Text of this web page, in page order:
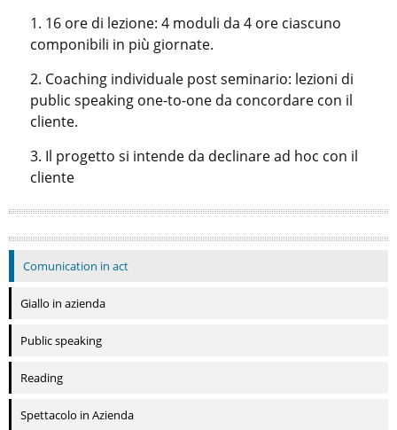
16 ore di lezione: 4 moduli da 4 ore ciascuno
componibili in più giornate.
Coaching individuale post seminario: lezioni di
public speaking one-to-one da concordare con il
cliente.
Il progetto si intende da declinare ad hoc con il
cliente
Comunication in act
Giallo in azienda
Public speaking
Reading
Spettacolo in Azienda